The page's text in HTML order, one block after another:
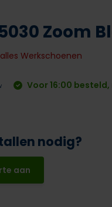
Zoom
Werkschoenen
Voor 16:00
nodig?
aan